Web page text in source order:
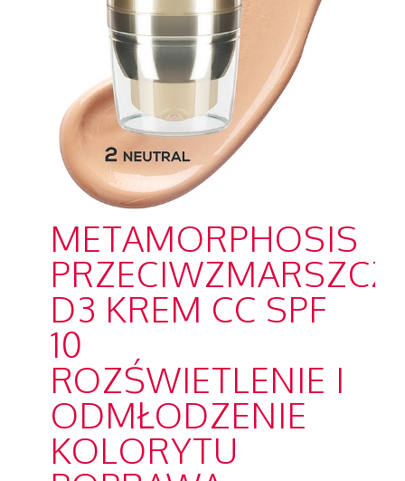
METAMORPHOSIS
D3 KREM CC SPF
10
ROZŚWIETLENIE I
ODMŁODZENIE
KOLORYTU